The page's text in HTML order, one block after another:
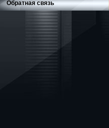
Обратная связь